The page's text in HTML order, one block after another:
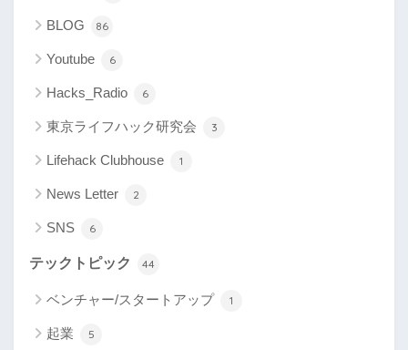
BLOG 86
Youtube 6
Hacks_Radio 6
東京ライフハック研究会 3
Lifehack Clubhouse 1
News Letter 2
SNS 6
テックトピック 44
ベンチャー/スタートアップ 1
起業 5